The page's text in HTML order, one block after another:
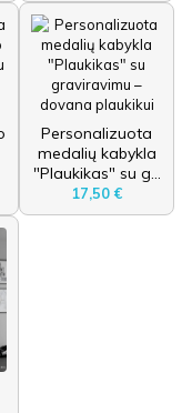
Personalizuota
medalių kabykla
"Plaukikas" su g...
17,50 €